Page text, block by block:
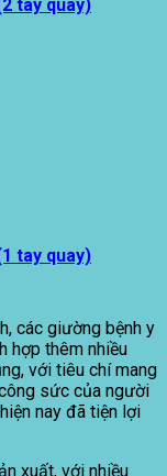
tay quay)
tay quay)
các giường bệnh y
hợp thêm nhiều
với tiêu chí mang
sức của người
nay đã tiện lợi
xuất, với nhiều